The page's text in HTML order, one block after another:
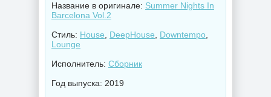
Название в оригинале: Summer Nights In
Barcelona Vol.2
Стиль: House DeepHouse Downtempo
Lounge
Исполнитель: Сборник
Год выпуска: 2019